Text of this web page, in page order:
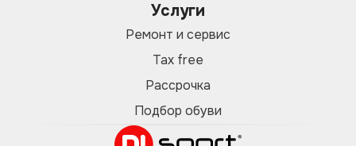
Услуги
Ремонт и сервис
Tax free
Рассрочка
Подбор обуви